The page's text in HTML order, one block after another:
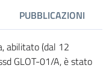
PUBBLICAZIONI
abilitato (dal 12
GLOT-01/A, è stato